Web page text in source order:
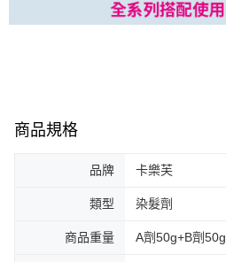
商品規格
品牌 卡樂芙
類型 染髮劑
商品重量 A劑50g+B劑50g